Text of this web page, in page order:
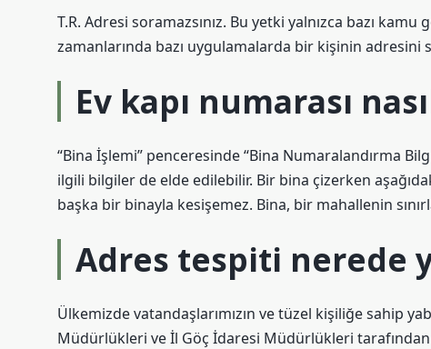
T.R. Adresi soramazsınız. Bu yetki yalnızca bazı
zamanlarında bazı uygulamalarda bir kişinin adresini
Ev kapı numarası
“Bina İşlemi” penceresinde “Bina Numaralandırma
ilgili bilgiler de elde edilebilir. Bir bina çizerken
başka bir binayla kesişemez. Bina, bir mahallenin
Adres tespiti nerede
Ülkemizde vatandaşlarımızın ve tüzel kişiliğe sahip
Müdürlükleri ve İl Göç İdaresi Müdürlükleri